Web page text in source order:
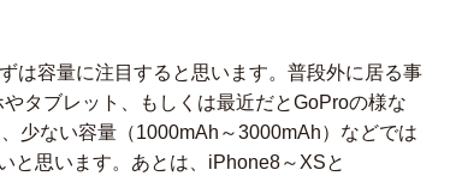
は容量に注目すると思います。普段外に居る事
タブレット、もしくは最近だとGoProの様な
少ない容量（1000mAh～3000mAh）などでは
と思います。あとは、iPhone8～XSと